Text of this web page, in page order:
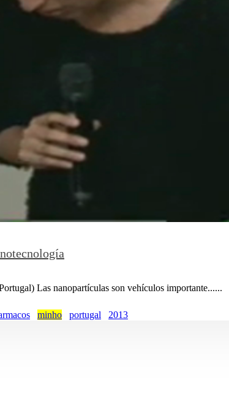
Las nanopartículas son vehículos importante......
minho portugal 2013